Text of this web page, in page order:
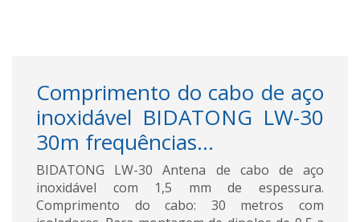
Comprimento do cabo de aço
inoxidável BIDATONG LW-30
30m frequências...
BIDATONG LW-30 Antena de cabo de aço
inoxidável com 1,5 mm de espessura.
Comprimento do cabo: 30 metros com